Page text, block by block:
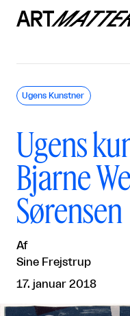
Ugens
Bjarne
Sørensen
Af
Sine Frejstrup
17. januar 2018
Ugens Kunstner